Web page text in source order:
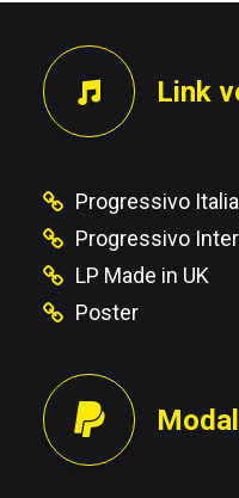
Link
Progressivo
Progressivo
LP Made in UK
Poster